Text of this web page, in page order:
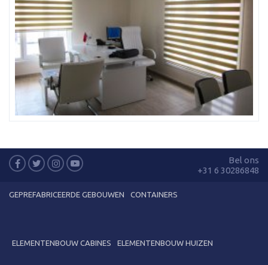
Bel ons
+31 6 30286848
GEPREFABRICEERDE GEBOUWEN CONTAINERS
ELEMENTENBOUW CABINES ELEMENTENBOUW HUIZEN